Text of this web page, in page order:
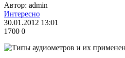
Автор: admin
Интересно
30.01.2012 13:01
1700 0